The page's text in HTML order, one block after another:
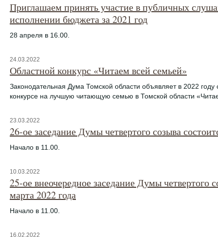
Приглашаем принять участие в публичных
исполнении бюджета за 2021 год
28 апреля в 16.00.
24.03.2022
Областной конкурс «Читаем всей семьей»
Законодательная Дума Томской области объявляет в 2022 году
конкурсе на лучшую читающую семью в Томской области
23.03.2022
26-ое заседание Думы четвертого созыва
Начало в 11.00.
10.03.2022
25-ое внеочередное заседание Думы четвертого
марта 2022 года
Начало в 11.00.
16.02.2022